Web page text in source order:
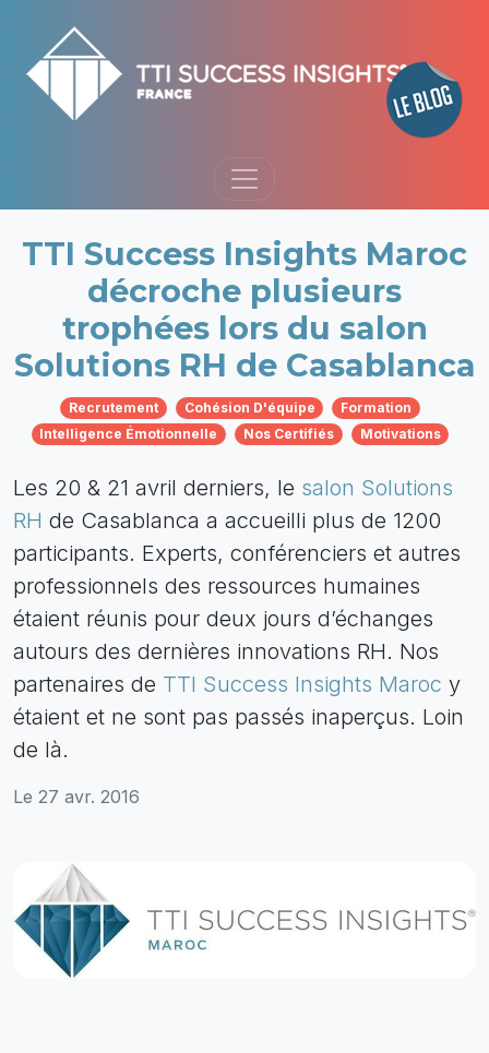
TTI Success Insights Maroc
décroche plusieurs
trophées lors du salon
Solutions RH de Casablanca
Recrutement Cohésion D'équipe
Formation
Intelligence Émotionnelle
Nos Certifiés Motivations
Les 20 & 21 avril derniers, le salon Solutions
RH de Casablanca a accueilli plus de 1200
participants. Experts, conférenciers et autres
professionnels des ressources humaines
étaient réunis pour deux jours d’échanges
autours des dernières innovations RH. Nos
partenaires de TTI Success Insights Maroc y
étaient et ne sont pas passés inaperçus. Loin
de là.
Le 27 avr. 2016